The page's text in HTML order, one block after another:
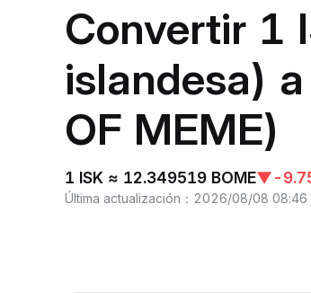
Convertir 1
islandesa)
OF MEME)
1 ISK ≈ 12.349519 BOME▼-
Última actualización ： 2026/08/08 08:46